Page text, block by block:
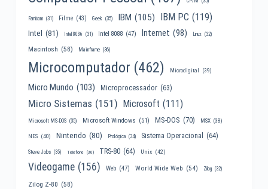
Famicom (31) Filme (43) Geek (35) IBM (105) IBM PC (119)
Intel (81) Intel 8086 (31) Intel 8088 (47) Internet (98) Linux (32)
Macintosh (58) Mainframe (36)
Microcomputador (462) Microdigital (39)
Micro Mundo (103) Microprocessador (63)
Micro Sistemas (151) Microsoft (111)
Microsoft MS-DOS (35) Microsoft Windows (51) MS-DOS (70) MSX (38)
NES (40) Nintendo (80) Prológica (34) Sistema Operacional (64)
Steve Jobs (35) Telefone (30) TRS-80 (64) Unix (42)
Videogame (156) Web (47) World Wide Web (54) Zilog (32)
Zilog Z-80 (58)